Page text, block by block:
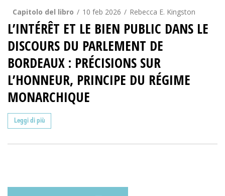
Capitolo del libro 10 feb 2026 Rebecca E. Kingston
L’INTÉRÊT ET LE BIEN PUBLIC DANS LE
DISCOURS DU PARLEMENT DE
BORDEAUX : PRÉCISIONS SUR
L’HONNEUR, PRINCIPE DU RÉGIME
MONARCHIQUE
Leggi di più